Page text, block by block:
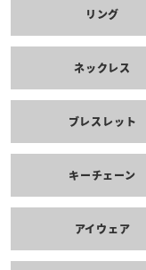
リング
ネックレス
ブレスレット
キーチェーン
アイウェア